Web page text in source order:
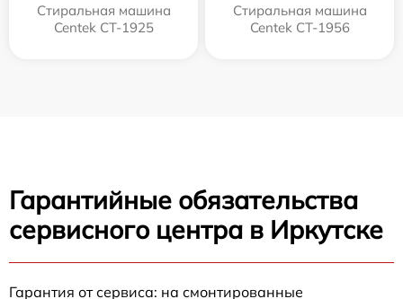
Стиральная машина
Centek CT-1925
Стиральная машина
Centek CT-1956
Гарантийные обязательства
сервисного центра в Иркутске
Гарантия от сервиса: на смонтированные